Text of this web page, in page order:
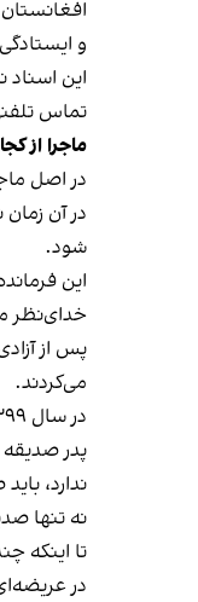
و
این
تماس
ماجرا از
در اصل ماجرای صدیقه به زمانی بر
در آن
شود.
این
خدای‌نظر
پس از
می‌کردند.
در سال ۱۳۹۹ پدر خانواده متوجه شد که خدای‌نظر به صدیقه علاقه دارد. خدای‌نظر در آن روزها مردی ۶۵ ساله بود که ۳ همسر داشت.
ندارد،
نه تنها
تا اینکه
در